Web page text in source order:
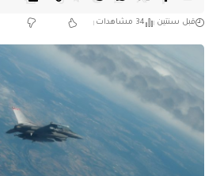
قبل سنتين 34 مشاهدات